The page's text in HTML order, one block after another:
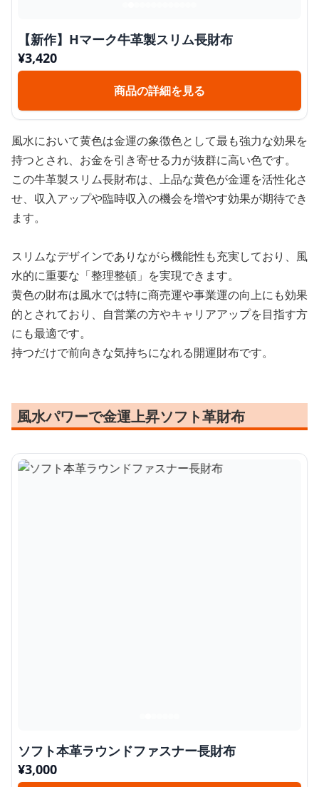
【新作】Hマーク牛革製スリム長財布
¥3,420
商品の詳細を見る
風水において黄色は金運の象徴色として最も強力な効果を
持つとされ、お金を引き寄せる力が抜群に高い色です。
この牛革製スリム長財布は、上品な黄色が金運を活性化さ
せ、収入アップや臨時収入の機会を増やす効果が期待でき
ます。
スリムなデザインでありながら機能性も充実しており、風
水的に重要な「整理整頓」を実現できます。
黄色の財布は風水では特に商売運や事業運の向上にも効果
的とされており、自営業の方やキャリアアップを目指す方
にも最適です。
持つだけで前向きな気持ちになれる開運財布です。
風水パワーで金運上昇ソフト革財布
ソフト本革ラウンドファスナー長財布
¥3,000